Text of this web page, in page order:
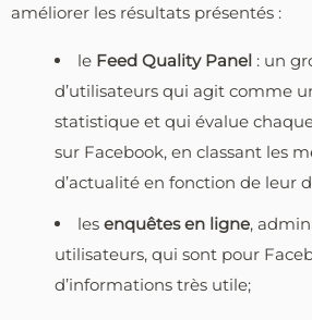
améliorer les résultats présentés :
le Feed Quality Panel : un
d’utilisateurs qui agit comme
statistique et qui évalue
sur Facebook, en classant les
d’actualité en fonction de leur
les enquêtes en ligne,
utilisateurs, qui sont pour
d’informations très utile;